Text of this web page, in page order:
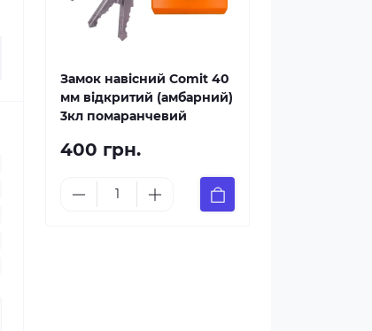
Замок навісний Comit 40
мм відкритий (амбарний)
3кл помаранчевий
400 грн.